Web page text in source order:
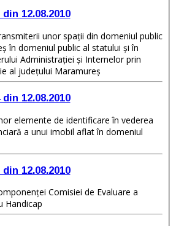
12.08.2010
unor spaţii din domeniul public
şi în
şi Internelor prin
al judeţului Maramureş
12.08.2010
elemente de identificare în vederea
12.08.2010
de Evaluare a
Handicap